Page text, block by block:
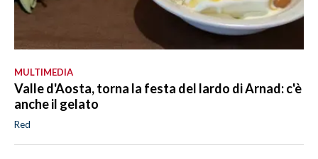
MULTIMEDIA
Valle d'Aosta, torna la festa del lardo di Arnad: c'è
anche il gelato
Red